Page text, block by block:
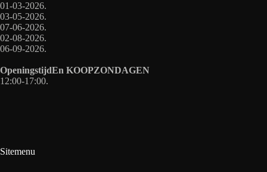
01-03-2026.
03-05-2026.
07-06-2026.
02-08-2026.
06-09-2026.
OpeningstijdEn KOOPZONDAGEN
12:00-17:00.
Sitemenu